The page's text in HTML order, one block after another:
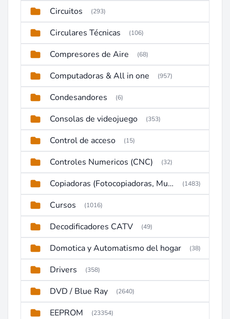
Circuitos (293)
Circulares Técnicas (106)
Compresores de Aire (68)
Computadoras & All in one (957)
Condesandores (6)
Consolas de videojuego (353)
Control de acceso (15)
Controles Numericos (CNC) (32)
Copiadoras (Fotocopiadoras, Multifunctions, Ploter, etc) (1483)
Cursos (1016)
Decodificadores CATV (49)
Domotica y Automatismo del hogar (38)
Drivers (358)
DVD / Blue Ray (2640)
EEPROM (23354)